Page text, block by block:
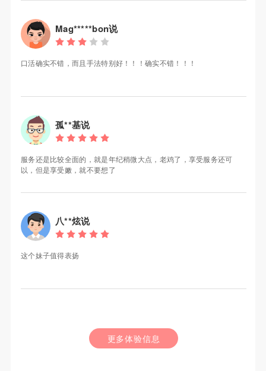
Mag*****bon说
口活确实不错，而且手法特别好！！！确实不错！！！
孤**基说
服务还是比较全面的，就是年纪稍微大点，老鸡了，享受服务还可
以，但是享受嫩，就不要想了
八**炫说
这个妹子值得表扬
更多体验信息